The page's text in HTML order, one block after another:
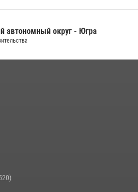
года
автономный округ - Югра